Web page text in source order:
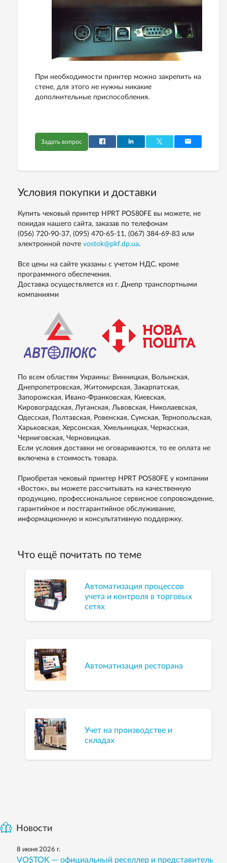
При необходимости принтер можно закрепить на
стене, для этого не нужны никакие
дополнительные приспособления.
Задать вопрос
Условия покупки и доставки
Купить чековый принтер HPRT POS80FE вы можете, не
покидая нашего сайта, заказав по телефонам
(056) 720-90-37, (095) 470-65-11, (067) 384-69-83 или
электронной почте vostok@pkf.dp.ua.
Все цены на сайте указаны с учетом НДС, кроме
программного обеспечения.
Доставка осуществляется из г. Днепр транспортными
компаниями
По всем областям Украины: Винницкая, Волынская,
Днепропетровская, Житомирская, Закарпатская,
Запорожская, Ивано-Франковская, Киевская,
Кировоградская, Луганская, Львовская, Николаевская,
Одесская, Полтавская, Ровенская, Сумская, Тернопольская,
Харьковская, Херсонская, Хмельницкая, Черкасская,
Черниговская, Черновицкая.
Если условия доставки не оговариваются, то ее оплата не
включена в стоимость товара.
Приобретая чековый принтер HPRT POS80FE у компании
«Восток», вы можете рассчитывать на качественную
продукцию, профессиональное сервисное сопровождение,
гарантийное и постгарантийное обслуживание,
информационную и консультативную поддержку.
Что ещё почитать по теме
Автоматизация процессов
учета и контроля в торговых
сетях
Автоматизация ресторана
Учет на производстве и
складах
Новости
8 июня 2026 г.
VOSTOK — официальный реселлер и представитель